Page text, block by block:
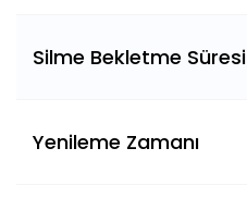
Silme Bekletme Süresi
Yenileme Zamanı